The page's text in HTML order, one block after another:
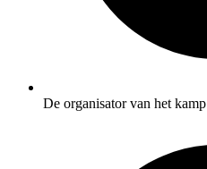
De organisator van het kamp